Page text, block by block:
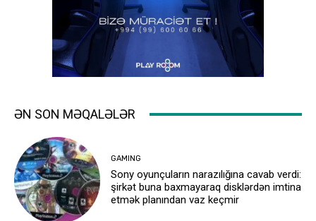
ƏN SON MƏQALƏLƏR
GAMING
Sony oyunçuların narazılığına cavab verdi:
şirkət buna baxmayaraq disklərdən imtina
etmək planından vaz keçmir